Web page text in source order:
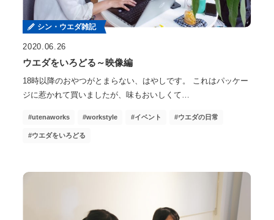
シン・ウエダ雑記
2020.06.26
ウエダをいろどる～映像編
18時以降のおやつがとまらない、はやしです。 これはパッケー
ジに惹かれて買いましたが、味もおいしくて…
utenaworks workstyle イベント ウエダの日常
ウエダをいろどる